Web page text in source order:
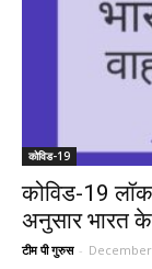
कोविड-19
कोविड-19
अनुसार भारत के
टीम पी गुरुस - December